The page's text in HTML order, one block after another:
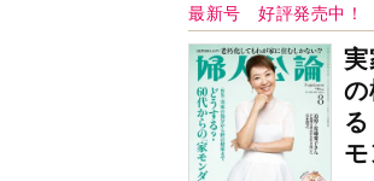
ＡＩで始める遺言を書
く前の準備セミナー開
催